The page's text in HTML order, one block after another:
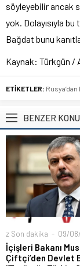
söyleyebilir ancak
yok. Dolayısıyla bu t
Bağdat bunu
Kaynak: Türkgün /
ETİKETLER: Rusya’dan
BENZER
z Son dakika 09/
İçişleri Bakanı
Çiftçi’den Devlet